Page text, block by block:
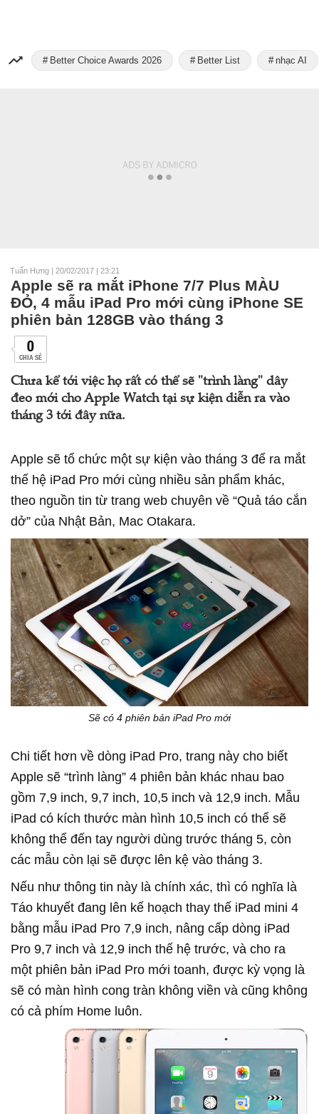
Better Choice Awards 2026 Better List nhạc AI
Tuấn Hưng | 20/02/2017 | 23:21
Apple sẽ ra mắt iPhone 7/7 Plus MÀU
ĐỎ, 4 mẫu iPad Pro mới cùng iPhone SE
phiên bản 128GB vào tháng 3
0
CHIA SẺ
Chưa kể tới việc họ rất có thể sẽ "trình làng" dây
đeo mới cho Apple Watch tại sự kiện diễn ra vào
tháng 3 tới đây nữa.
Apple sẽ tổ chức một sự kiện vào tháng 3 để ra mắt
thế hệ iPad Pro mới cùng nhiều sản phẩm khác,
theo nguồn tin từ trang web chuyên về “Quả táo cắn
dở” của Nhật Bản, Mac Otakara.
Sẽ có 4 phiên bản iPad Pro mới
Chi tiết hơn về dòng iPad Pro, trang này cho biết
Apple sẽ “trình làng” 4 phiên bản khác nhau bao
gồm 7,9 inch, 9,7 inch, 10,5 inch và 12,9 inch. Mẫu
iPad có kích thước màn hình 10,5 inch có thể sẽ
không thể đến tay người dùng trước tháng 5, còn
các mẫu còn lại sẽ được lên kệ vào tháng 3.
Nếu như thông tin này là chính xác, thì có nghĩa là
Táo khuyết đang lên kế hoạch thay thế iPad mini 4
bằng mẫu iPad Pro 7,9 inch, nâng cấp dòng iPad
Pro 9,7 inch và 12,9 inch thế hệ trước, và cho ra
một phiên bản iPad Pro mới toanh, được kỳ vọng là
sẽ có màn hình cong tràn không viền và cũng không
có cả phím Home luôn.